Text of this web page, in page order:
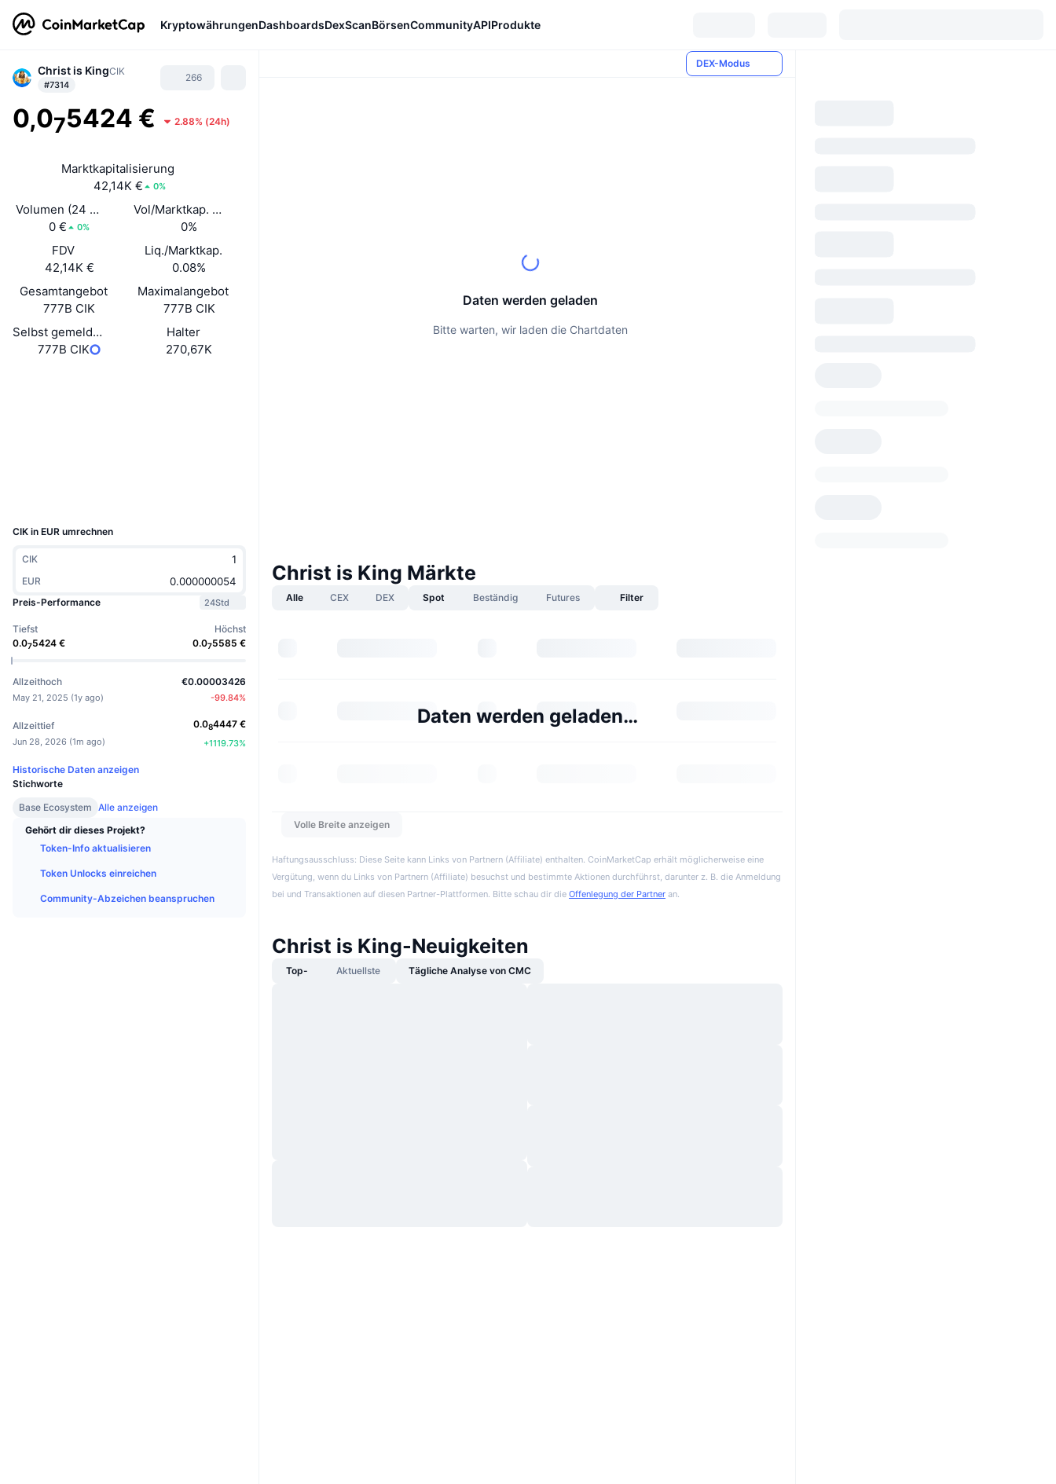
KryptowährungenDashboardsDexScanBörsenCommunityAPIProdukte
Christ is KingCIK
#7314
266
0,075424 € 2.88% (24h)
Marktkapitalisierung
42,14K €
0%
Volumen (24 Std.)
0 €
0%
Vol/Marktkap. (24 h)
0%
FDV
42,14K €
Liq./Marktkap.
0.08%
Gesamtangebot
777B CIK
Maximalangebot
777B CIK
Selbst gemeldetes Umlaufangebot
777B CIK
Halter
270,67K
CIK in EUR umrechnen
CIK
EUR
Preis-Performance
24Std
Tiefst
0.075424 €
Höchst
0.075585 €
Allzeithoch
May 21, 2025 (1y ago)
€0.00003426
-99.84%
Allzeittief
Jun 28, 2026 (1m ago)
0.084447 €
+1119.73%
Historische Daten anzeigen
Stichworte
Base Ecosystem Alle anzeigen
Gehört dir dieses Projekt?
Token-Info aktualisieren
Token Unlocks einreichen
Community-Abzeichen beanspruchen
DEX-Modus
Daten werden geladen
Bitte warten, wir laden die Chartdaten
Christ is King Märkte
Alle CEX DEX Spot Beständig Futures Filter
Daten werden geladen…
Volle Breite anzeigen
Haftungsausschluss: Diese Seite kann Links von Partnern (Affiliate) enthalten. CoinMarketCap erhält möglicherweise eine
Vergütung, wenn du Links von Partnern (Affiliate) besuchst und bestimmte Aktionen durchführst, darunter z. B. die Anmeldung
bei und Transaktionen auf diesen Partner-Plattformen. Bitte schau dir die Offenlegung der Partner an.
Christ is King-Neuigkeiten
Top- Aktuellste Tägliche Analyse von CMC